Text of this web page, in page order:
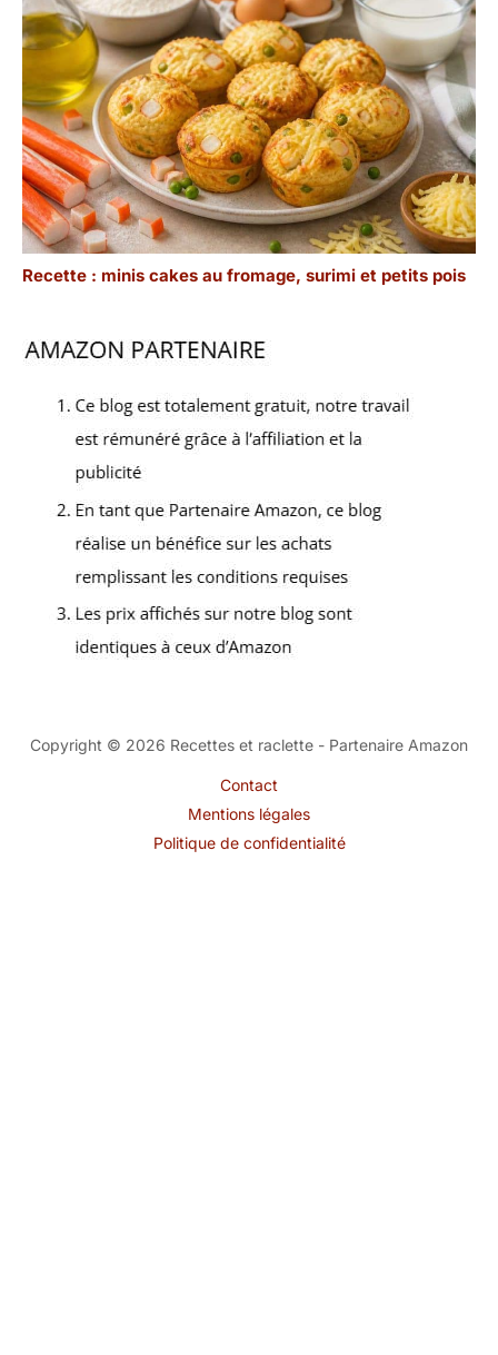
Recette : minis cakes au fromage, surimi et petits pois
Copyright © 2026 Recettes et raclette - Partenaire Amazon
Contact
Mentions légales
Politique de confidentialité